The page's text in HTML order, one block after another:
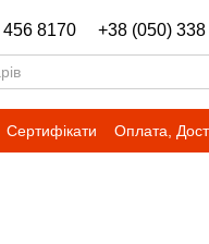
8170 +38 (050)
Сертифікати Оплата,